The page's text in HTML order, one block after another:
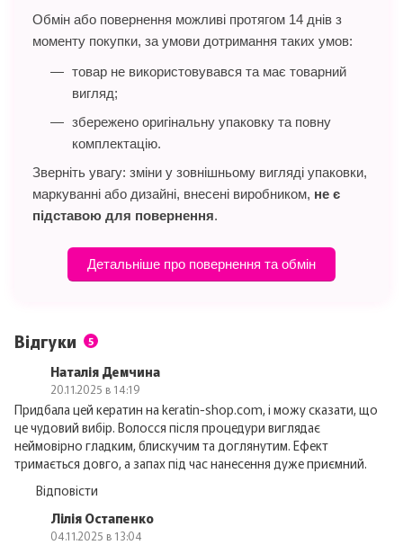
Обмін або повернення можливі протягом 14 днів з
моменту покупки, за умови дотримання таких умов:
товар не використовувався та має товарний
вигляд;
збережено оригінальну упаковку та повну
комплектацію.
Зверніть увагу: зміни у зовнішньому вигляді упаковки,
маркуванні або дизайні, внесені виробником, не є
підставою для повернення.
Детальніше про повернення та обмін
Відгуки 5
Наталія Демчина
20.11.2025 в 14:19
Придбала цей кератин на keratin-shop.com, і можу сказати, що
це чудовий вибір. Волосся після процедури виглядає
неймовірно гладким, блискучим та доглянутим. Ефект
тримається довго, а запах під час нанесення дуже приємний.
Відповісти
Лілія Остапенко
04.11.2025 в 13:04